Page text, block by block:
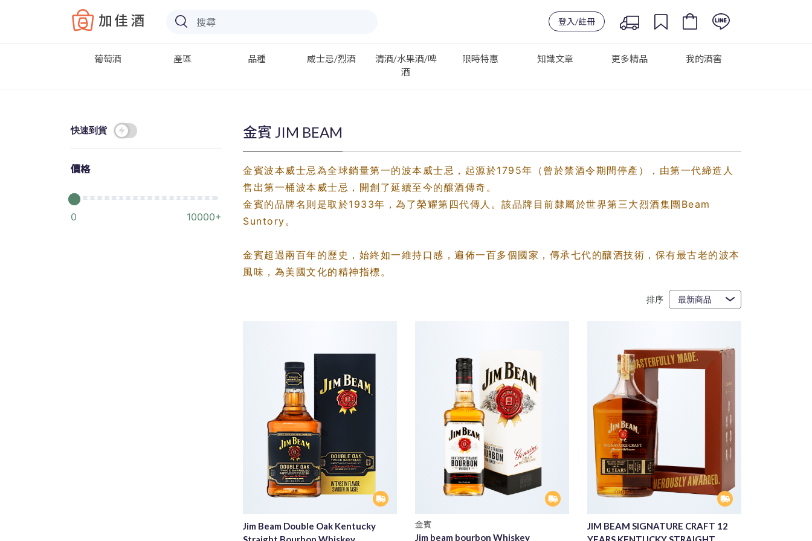
Baccus
登入/註冊
葡萄酒 產區 品種 威士忌/烈酒
清酒/水果酒/啤
酒
限時特惠 知識文章 更多精品 我的酒窖
快速到貨
價格
0 10000+
金賓 JIM BEAM
金賓波本威士忌為全球銷量第一的波本威士忌，起源於1795年（曾於禁酒令期間停產），由第一代締造人
售出第一桶波本威士忌，開創了延續至今的釀酒傳奇。
金賓的品牌名則是取於1933年，為了榮耀第四代傳人。該品牌目前隸屬於世界第三大烈酒集團Beam
Suntory。
金賓超過兩百年的歷史，始終如一維持口感，遍佈一百多個國家，傳承七代的釀酒技術，保有最古老的波本
風味，為美國文化的精神指標。
排序
Jim Beam Double Oak Kentucky
金賓
Jim beam bourbon Whiskey
JIM BEAM SIGNATURE CRAFT 12